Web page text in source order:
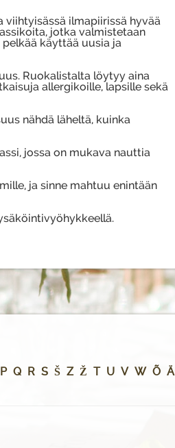
viihtyisässä ilmapiirissä hyvää
jotka valmistetaan
käyttää uusia ja
Ruokalistalta löytyy aina
allergikoille, lapsille sekä
nähdä läheltä, kuinka
jossa on mukava nauttia
ja sinne mahtuu enintään
P Q R S Š Z Ž T U V W Õ Ä